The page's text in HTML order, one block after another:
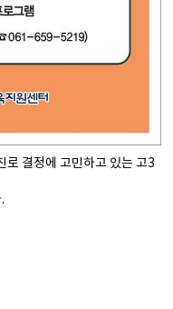
로 결정에 고민하고 있는 고3